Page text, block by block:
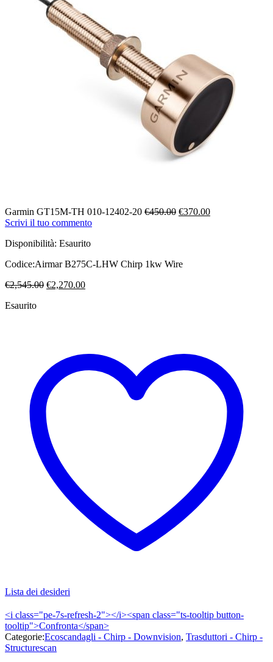
Garmin GT15M-TH 010-12402-20 €450.00 Il
€370.00Il
Scrivi il tuo commento
Disponibilità: Esaurito
Codice:Airmar B275C-LHW Chirp 1kw Wire
€2,545.00 Il
€2,270.00Il
Esaurito
Lista dei desideri
<i class="pe-7s-refresh-2"></i><span class="ts-tooltip button-
tooltip">Confronta</span>
Categorie:Ecoscandagli - Chirp - Downvision, Trasduttori - Chirp -
Structurescan